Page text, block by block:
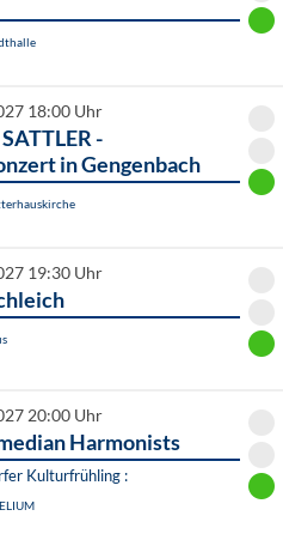
18:00 Uhr
-
in Gengenbach
19:30 Uhr
20:00 Uhr
Harmonists
Kulturfrühling :